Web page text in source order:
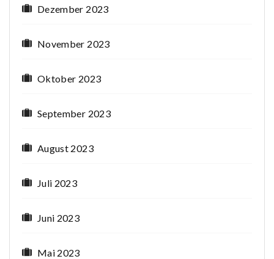
Dezember 2023
November 2023
Oktober 2023
September 2023
August 2023
Juli 2023
Juni 2023
Mai 2023